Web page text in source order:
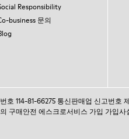
Responsibility
business 문의
호 114-81-66275 통신판매업 신고번호
구매안전 에스크로서비스 가입 가입사